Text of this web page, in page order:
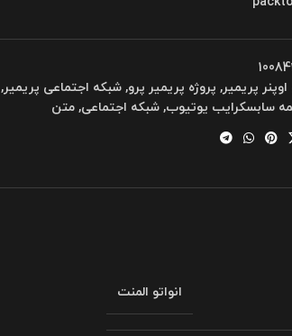
پریمیر, پروژه پریمیر پرو,شبکه اجتماعی پریمیر,
سابسکرایب یوتیوب,شبکه اجتماعی,متن
انواتو المنت